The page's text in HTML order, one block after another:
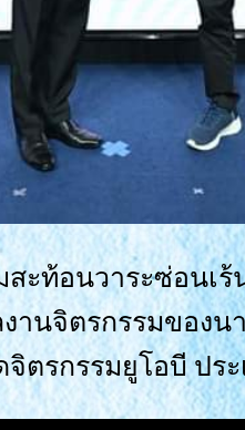
สะท้อนวาระซ่อนเ
งานจิตรกรรมของน
ตรกรรมยูโอบี ปร